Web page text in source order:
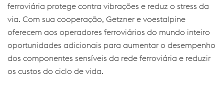
ferroviária protege contra vibrações e reduz o stress da
via. Com sua cooperação, Getzner e voestalpine
oferecem aos operadores ferroviários do mundo inteiro
oportunidades adicionais para aumentar o desempenho
dos componentes sensíveis da rede ferroviária e reduzir
os custos do ciclo de vida.